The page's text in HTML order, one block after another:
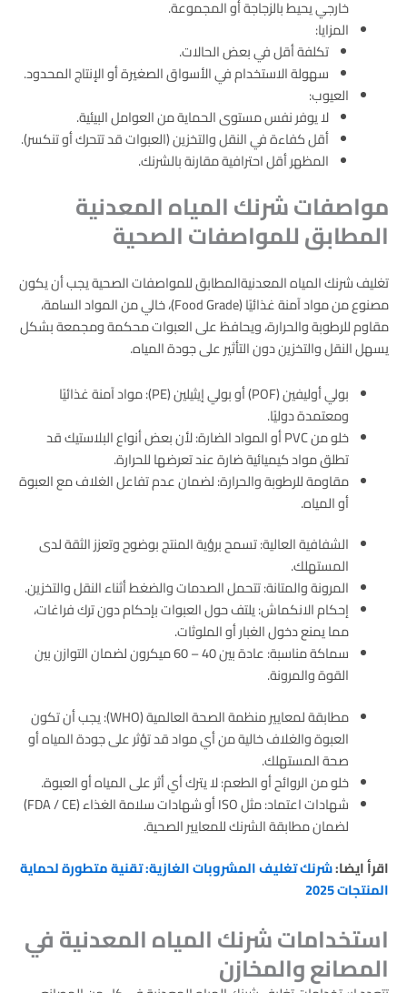
خارجي يحيط بالزجاجة أو المجموعة.
المزايا:
تكلفة أقل في بعض الحالات.
سهولة الاستخدام في الأسواق الصغيرة أو الإنتاج المحدود.
العيوب:
لا يوفر نفس مستوى الحماية من العوامل البيئية.
أقل كفاءة في النقل والتخزين (العبوات قد تتحرك أو تنكسر).
المظهر أقل احترافية مقارنة بالشرنك.
مواصفات شرنك المياه المعدنية
المطابق للمواصفات الصحية
تغليف شرنك المياه المعدنيةالمطابق للمواصفات الصحية يجب أن يكون
مصنوع من مواد آمنة غذائيًا (Food Grade)، خالي من المواد السامة،
مقاوم للرطوبة والحرارة، ويحافظ على العبوات محكمة ومجمعة بشكل
يسهل النقل والتخزين دون التأثير على جودة المياه.
بولي أوليفين (POF) أو بولي إيثيلين (PE): مواد آمنة غذائيًا
ومعتمدة دوليًا.
خلو من PVC أو المواد الضارة: لأن بعض أنواع البلاستيك قد
تطلق مواد كيميائية ضارة عند تعرضها للحرارة.
مقاومة للرطوبة والحرارة: لضمان عدم تفاعل الغلاف مع العبوة
أو المياه.
الشفافية العالية: تسمح برؤية المنتج بوضوح وتعزز الثقة لدى
المستهلك.
المرونة والمتانة: تتحمل الصدمات والضغط أثناء النقل والتخزين.
إحكام الانكماش: يلتف حول العبوات بإحكام دون ترك فراغات،
مما يمنع دخول الغبار أو الملوثات.
سماكة مناسبة: عادة بين 40 – 60 ميكرون لضمان التوازن بين
القوة والمرونة.
مطابقة لمعايير منظمة الصحة العالمية (WHO): يجب أن تكون
العبوة والغلاف خالية من أي مواد قد تؤثر على جودة المياه أو
صحة المستهلك.
خلو من الروائح أو الطعم: لا يترك أي أثر على المياه أو العبوة.
شهادات اعتماد: مثل ISO أو شهادات سلامة الغذاء (FDA / CE)
لضمان مطابقة الشرنك للمعايير الصحية.
اقرأ ايضا:شرنك تغليف المشروبات الغازية: تقنية متطورة لحماية
المنتجات 2025
استخدامات شرنك المياه المعدنية في
المصانع والمخازن